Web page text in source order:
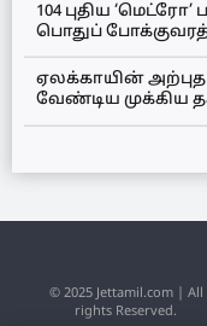
104 புதிய
பொதுப்
ஏலக்காயின்
வேண்டிய முக்கிய
© 2025 Jettamil.com | All
rights Reserved.